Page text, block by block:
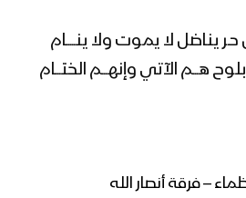
كربلاء – فرقة أنصار الله
يناضل لا يموت ولا ينـــــام
الآتي وإنهـــم الختـــام
– فرقة أنصار الله